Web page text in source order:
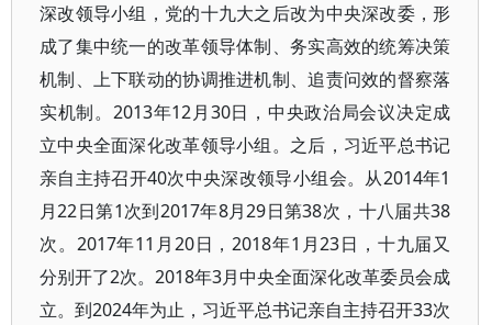
深改领导小组，党的十九大之后改为中央深改委，形
成了集中统一的改革领导体制、务实高效的统筹决策
机制、上下联动的协调推进机制、追责问效的督察落
实机制。2013年12月30日，中央政治局会议决定成
立中央全面深化改革领导小组。之后，习近平总书记
亲自主持召开40次中央深改领导小组会。从2014年1
月22日第1次到2017年8月29日第38次，十八届共38
次。2017年11月20日，2018年1月23日，十九届又
分别开了2次。2018年3月中央全面深化改革委员会成
立。到2024年为止，习近平总书记亲自主持召开33次